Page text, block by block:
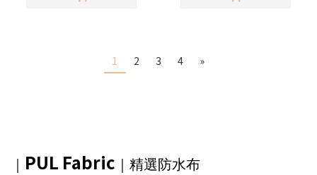
1 2 3 4 »
｜ PUL Fabric ｜精選防水布